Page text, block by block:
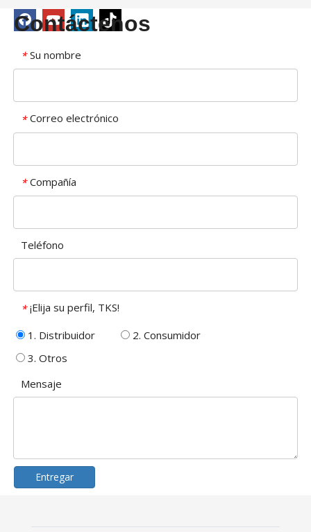
Contáctenos
* Su nombre
* Correo electrónico
* Compañía
Teléfono
* ¡Elija su perfil, TKS!
1. Distribuidor
2. Consumidor
3. Otros
Mensaje
Entregar